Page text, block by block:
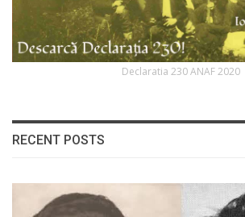
Declaratia 230 ANAF 2020
RECENT POSTS